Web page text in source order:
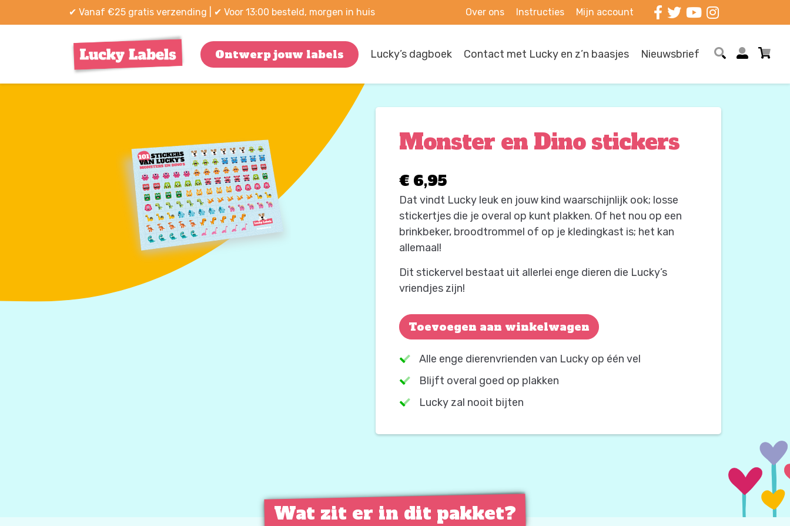
✔ Vanaf €25 gratis verzending | ✔ Voor 13:00 besteld, morgen in huis Over ons Instructies Mijn account
Ontwerp jouw labels Lucky’s dagboek Contact met Lucky en z’n baasjes Nieuwsbrief
Monster en Dino stickers
€ 6,95
Dat vindt Lucky leuk en jouw kind waarschijnlijk ook; losse
stickertjes die je overal op kunt plakken. Of het nou op een
brinkbeker, broodtrommel of op je kledingkast is; het kan
allemaal!
Dit stickervel bestaat uit allerlei enge dieren die Lucky’s
vriendjes zijn!
Monster
en
stickers
aantal
Toevoegen aan winkelwagen
Alle enge dierenvrienden van Lucky op één vel
Blijft overal goed op plakken
Lucky zal nooit bijten
Wat zit er in dit pakket?